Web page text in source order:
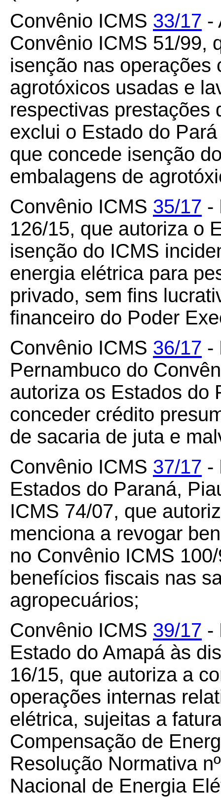
Convênio ICMS 33/17 -
Convênio ICMS 51/99,
isenção nas operações
agrotóxicos usadas e
respectivas prestações
exclui o Estado do
que concede isenção
embalagens de
Convênio ICMS 35/17 -
126/15, que autoriza o
isenção do ICMS
energia elétrica para
privado, sem fins
financeiro do Poder
Convênio ICMS 36/17 -
Pernambuco do
autoriza os Estados do
conceder crédito
de sacaria de juta e
Convênio ICMS 37/17 -
Estados do Paraná,
ICMS 74/07, que
menciona a revogar
no Convênio ICMS
benefícios fiscais nas
agropecuários;
Convênio ICMS 39/17 -
Estado do Amapá às
16/15, que autoriza a
operações internas
elétrica, sujeitas a
Compensação de
Resolução Normativa
Nacional de Energia